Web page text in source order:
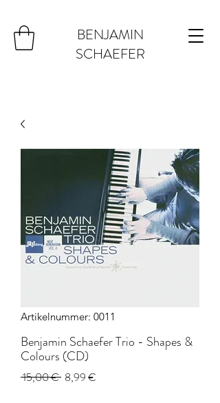
BENJAMIN
SCHAEFER
Artikelnummer: 0011
Benjamin Schaefer Trio - Shapes &
Colours (CD)
15,00 € Standardpreis
8,99 €